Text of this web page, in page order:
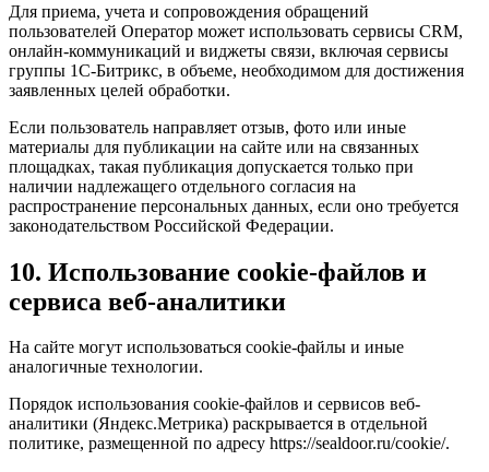
Для приема, учета и сопровождения обращений
пользователей Оператор может использовать сервисы CRM,
онлайн-коммуникаций и виджеты связи, включая сервисы
группы 1С-Битрикс, в объеме, необходимом для достижения
заявленных целей обработки.
Если пользователь направляет отзыв, фото или иные
материалы для публикации на сайте или на связанных
площадках, такая публикация допускается только при
наличии надлежащего отдельного согласия на
распространение персональных данных, если оно требуется
законодательством Российской Федерации.
10. Использование cookie-файлов и
сервиса веб-аналитики
На сайте могут использоваться cookie-файлы и иные
аналогичные технологии.
Порядок использования cookie-файлов и сервисов веб-
аналитики (Яндекс.Метрика) раскрывается в отдельной
политике, размещенной по адресу https://sealdoor.ru/cookie/.